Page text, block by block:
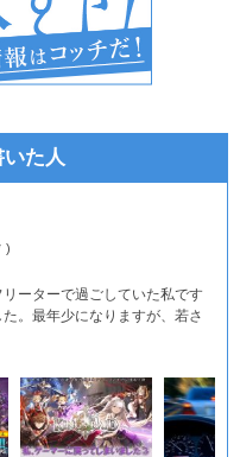
た人
)
ーターで過ごしていた私です
。最年少になりますが、若さ